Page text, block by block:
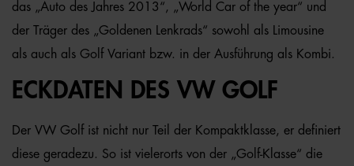
das „Auto des Jahres 2013“, „World Car of the year“ und
der Träger des „Goldenen Lenkrads“ sowohl als Limousine
als auch als Golf Variant bzw. in der Ausführung als Kombi.
ECKDATEN DES VW GOLF
Der VW Golf ist nicht nur Teil der Kompaktklasse, er definiert
diese geradezu. So ist vielerorts von der „Golf-Klasse“ die